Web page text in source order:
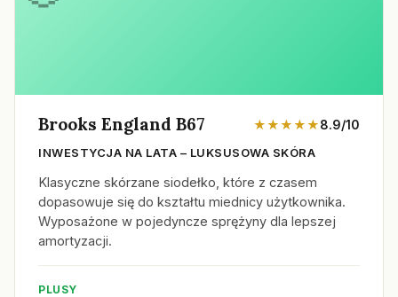
Brooks England B67 ★★★★★8.9/10
INWESTYCJA NA LATA – LUKSUSOWA SKÓRA
Klasyczne skórzane siodełko, które z czasem
dopasowuje się do kształtu miednicy użytkownika.
Wyposażone w pojedyncze sprężyny dla lepszej
amortyzacji.
PLUSY